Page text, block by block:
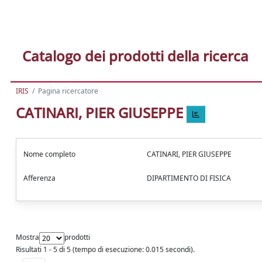
Catalogo dei prodotti della ricerca
IRIS Pagina ricercatore
CATINARI, PIER GIUSEPPE
Nome completo CATINARI, PIER GIUSEPPE
Afferenza DIPARTIMENTO DI FISICA
Mostra
prodotti
Risultati 1 - 5 di 5 (tempo di esecuzione: 0.015 secondi).